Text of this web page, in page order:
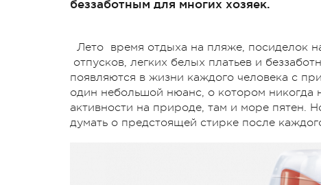
беззаботным для многих хозяек.
Лето время отдыха на пляже, посиделок
отпусков, легких белых платьев и
появляются в жизни каждого человека с
один небольшой нюанс, о котором никогда
активности на природе, там и море пятен.
думать о предстоящей стирке после